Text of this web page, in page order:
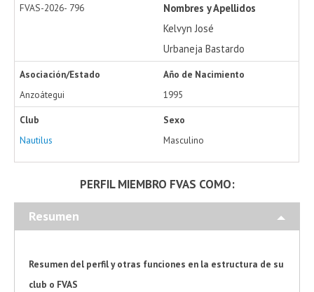
FVAS-2026- 796
Nombres y Apellidos
Kelvyn José
Urbaneja Bastardo
Asociación/Estado
Anzoátegui
Año de Nacimiento
1995
Club
Nautilus
Sexo
Masculino
PERFIL MIEMBRO FVAS COMO:
Resumen
Resumen del perfil y otras funciones en la estructura de su
club o FVAS